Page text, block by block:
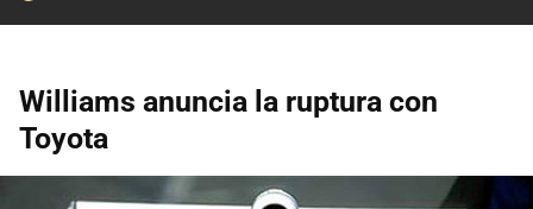
Williams anuncia la ruptura con
Toyota